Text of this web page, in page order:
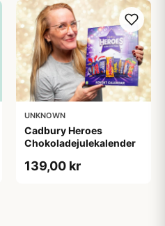
UNKNOWN
Cadbury Heroes
Chokoladejulekalender
139,00 kr